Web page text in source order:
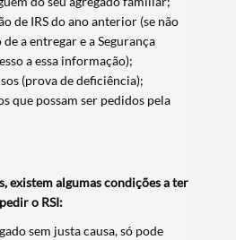
de IRS do ano anterior (se não
a entregar e a Segurança
a essa informação);
(prova de deficiência);
que possam ser pedidos pela
existem algumas condições a ter
o RSI:
sem justa causa, só pode